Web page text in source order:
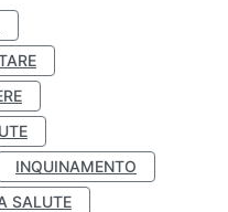
INQUINAMENTO
SALUTE